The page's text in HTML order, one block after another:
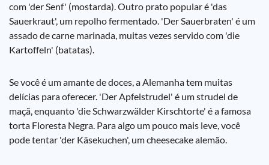
com 'der Senf' (mostarda). Outro prato popular é 'das
Sauerkraut', um repolho fermentado. 'Der Sauerbraten' é um
assado de carne marinada, muitas vezes servido com 'die
Kartoffeln' (batatas).
Se você é um amante de doces, a Alemanha tem muitas
delícias para oferecer. 'Der Apfelstrudel' é um strudel de
maçã, enquanto 'die Schwarzwälder Kirschtorte' é a famosa
torta Floresta Negra. Para algo um pouco mais leve, você
pode tentar 'der Käsekuchen', um cheesecake alemão.